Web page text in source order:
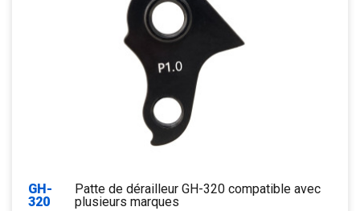
GH-
320
Patte de dérailleur GH-320 compatible avec
plusieurs marques